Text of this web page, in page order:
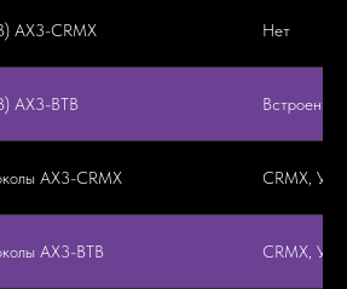
AX3-CRMX Нет
AX3-BTB Встроенный
AX3-CRMX CRMX, УВЧ
AX3-BTB CRMX,